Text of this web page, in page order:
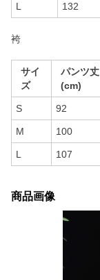
L 132
袴
サイ
ズ
パンツ丈
(cm)
S 92
M 100
L 107
商品画像